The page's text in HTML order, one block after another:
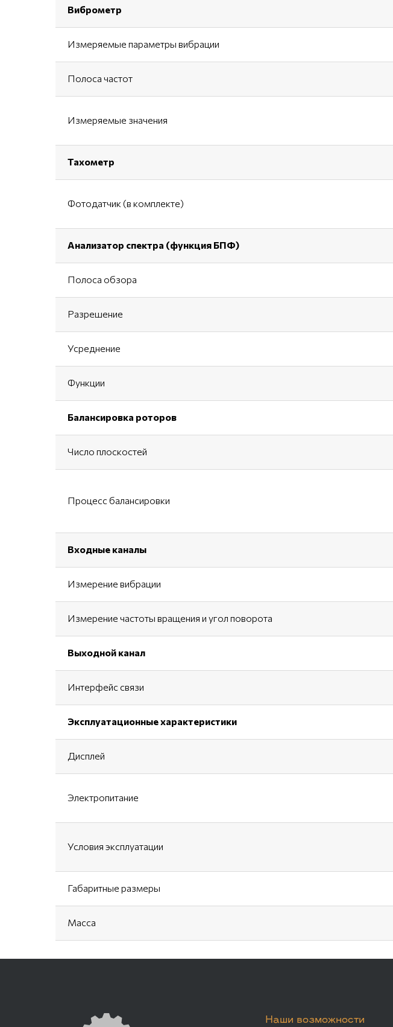
Виброметр
Измеряемые параметры вибрации
Полоса частот
Измеряемые значения
Тахометр
Фотодатчик (в комплекте)
Анализатор спектра (функция БПФ)
Полоса обзора
Разрешение
Усреднение
Функции
Балансировка роторов
Число плоскостей
Процесс балансировки
Входные каналы
Измерение вибрации
Измерение частоты вращения и угол поворота
Выходной канал
Интерфейс связи
Эксплуатационные характеристики
Дисплей
Электропитание
Условия эксплуатации
Габаритные размеры
Масса
Наши возможности